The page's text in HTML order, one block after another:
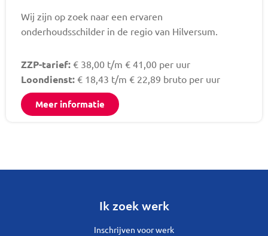
Wij zijn op zoek naar een ervaren
onderhoudsschilder in de regio van Hilversum.
ZZP-tarief: € 38,00 t/m € 41,00 per uur
Loondienst: € 18,43 t/m € 22,89 bruto per uur
Meer informatie
Ik zoek werk
Inschrijven voor werk